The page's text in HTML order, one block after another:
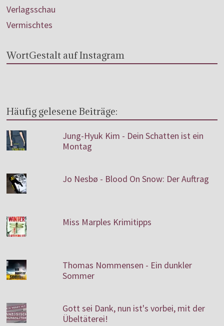
Verlagsschau
Vermischtes
WortGestalt auf Instagram
Häufig gelesene Beiträge:
Jung-Hyuk Kim - Dein Schatten ist ein
Montag
Jo Nesbø - Blood On Snow: Der Auftrag
Miss Marples Krimitipps
Thomas Nommensen - Ein dunkler
Sommer
Gott sei Dank, nun ist's vorbei, mit der
Übeltäterei!